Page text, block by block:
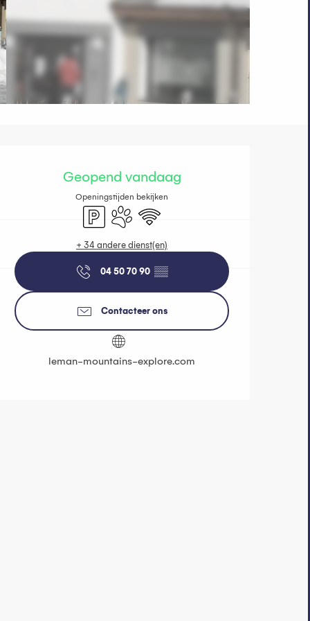
Geopend vandaag
Openingstijden bekijken
Parkeerplaats
Dieren toegelaten
Wifi
+ 34 andere dienst(en)
04 50 70 90 ▒▒
Contacteer ons
leman-mountains-explore.com